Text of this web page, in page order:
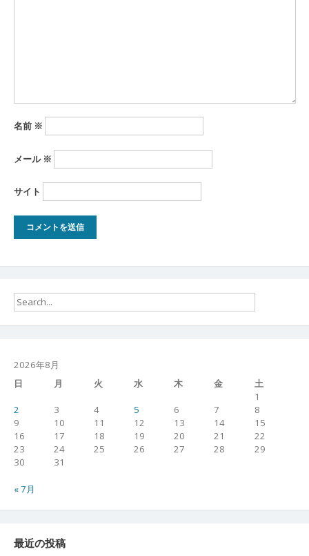
名前 ※
メール ※
サイト
2026年8月
日
月 火 水 木 金
土
1
2
3 4 5 6 7
8
9
10 11 12 13 14
15
16
17 18 19 20 21
22
23
24 25 26 27 28
29
30
31
« 7月
最近の投稿